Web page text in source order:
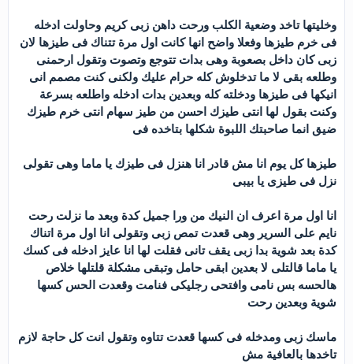
وخليتها تاخد وضعية الكلب ورحت داهن زبى كريم وحاولت ادخله
فى خرم طيزها وفعلا واضح انها كانت اول مرة تتناك فى طيزها لان
زبى كان داخل بصعوبة وهى بدات تتوجع وتصوت وتقول ارحمنى
وطلعه بقى لا ما تدخلوش كله حرام عليك ولكنى كنت مصمم انى
انيكها فى طيزها ودخلته كله وبعدين بدات ادخله واطلعه بسرعة
وكنت بقول لها انتى طيزك احسن من طيز سهام انتى خرم طيزك
ضيق انما صاحبتك اللبوة شكلها بتاخده فى
طيزها كل يوم انا مش قادر انا هنزل فى طيزك يا ماما وهى تقولى
نزل فى طيزى يا بيبى
انا اول مرة اعرف ان النيك من ورا جميل كدة وبعد ما نزلت رحت
نايم على السرير وهى قعدت تمص زبى وتقولى انا اول مرة اتناك
كدة بعد شوية بدا زبى يقف تانى فقلت لها انا عايز ادخله فى كسك
يا ماما قالتلى لا بعدين ابقى حامل وتبقى مشكلة قلتلها خلاص
هالحسه بس نامى وافتحى رجليكى فنامت وقعدت الحس كسها
شوية وبعدين رحت
ماسك زبى ومدخله فى كسها قعدت تتاوه وتقول انت كل حاجة لازم
تاخدها بالعافية مش